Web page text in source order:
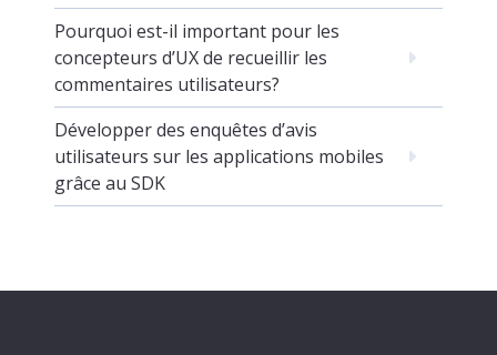
Pourquoi est-il important pour les
concepteurs d’UX de recueillir les
commentaires utilisateurs?
Développer des enquêtes d’avis
utilisateurs sur les applications mobiles
grâce au SDK